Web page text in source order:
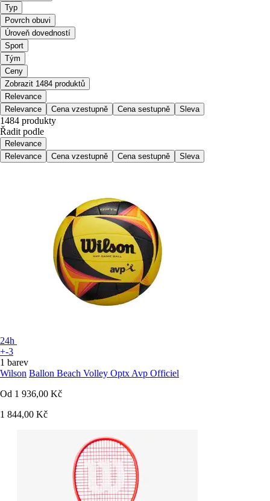
Typ
Povrch obuvi
Úroveň dovedností
Sport
Tým
Ceny
Zobrazit 1484 produktů
Relevance
Relevance
Cena vzestupně Cena sestupně Sleva
1484 produkty
Řadit podle
Relevance
Relevance
Cena vzestupně Cena sestupně Sleva
24h
+-3
1 barev
Wilson Ballon Beach Volley Optx Avp Officiel
Od 1 936,00 Kč
1 844,00 Kč